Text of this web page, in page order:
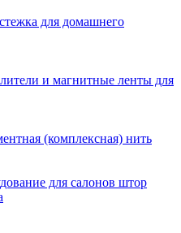
для домашнего
и магнитные ленты для
(комплексная) нить
для салонов штор